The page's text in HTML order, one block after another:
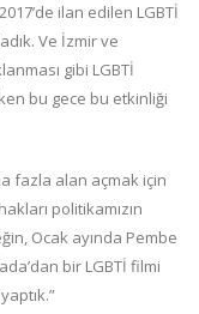
ilan edilen LGBTİ
Ve İzmir ve
gibi LGBTİ
bu gece bu etkinliği
fazla alan açmak için
politikamızın
Ocak ayında Pembe
bir LGBTİ filmi